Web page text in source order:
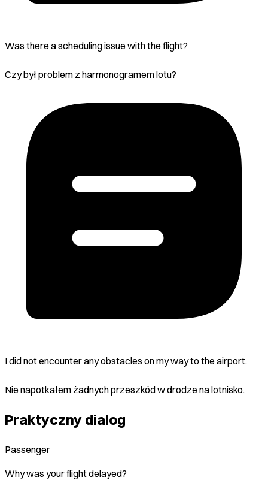
Was there a scheduling issue with the flight?
Czy był problem z harmonogramem lotu?
I did not encounter any obstacles on my way to the airport.
Nie napotkałem żadnych przeszkód w drodze na lotnisko.
Praktyczny dialog
Passenger
Why was your flight delayed?